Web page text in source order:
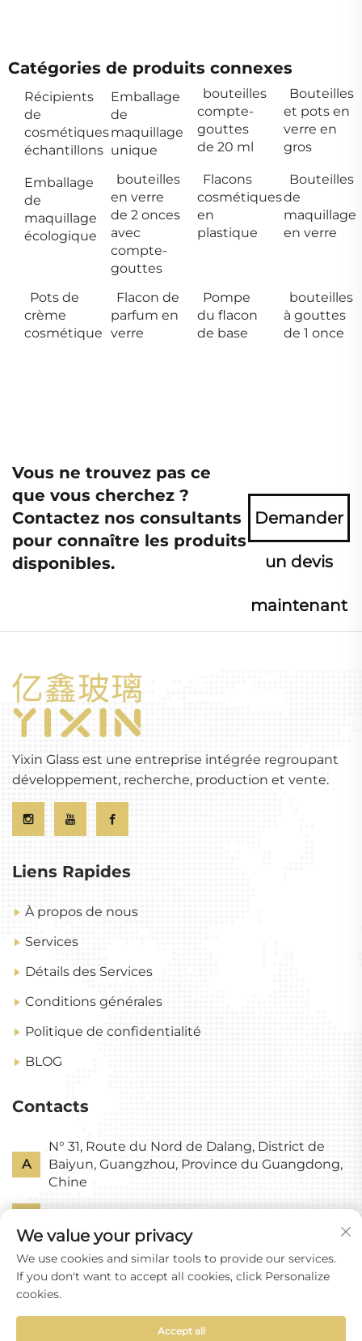
Catégories de produits connexes
Récipients
de
cosmétiques
échantillons
Emballage
de
maquillage
unique
bouteilles
compte-
gouttes
de 20 ml
Bouteilles
et pots en
verre en
gros
Emballage
de
maquillage
écologique
bouteilles
en verre
de 2 onces
avec
compte-
gouttes
Flacons
cosmétiques
en
plastique
Bouteilles
de
maquillage
en verre
Pots de
crème
cosmétique
Flacon de
parfum en
verre
Pompe
du flacon
de base
bouteilles
à gouttes
de 1 once
Vous ne trouvez pas ce
que vous cherchez ?
Contactez nos consultants
pour connaître les produits
disponibles.
Demander
un devis
maintenant
Yixin Glass est une entreprise intégrée regroupant
développement, recherche, production et vente.
Liens Rapides
À propos de nous
Services
Détails des Services
Conditions générales
Politique de confidentialité
BLOG
Contacts
A
N° 31, Route du Nord de Dalang, District de
Baiyun, Guangzhou, Province du Guangdong,
Chine
E [email protected]
We value your privacy
We use cookies and similar tools to provide our services.
If you don't want to accept all cookies, click Personalize
cookies.
Accept all